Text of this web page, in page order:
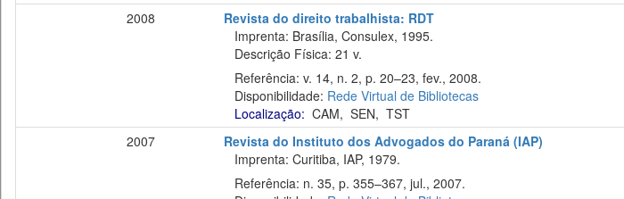
2008
Revista do direito trabalhista: RDT
Imprenta: Brasília, Consulex, 1995.
Descrição Física: 21 v.
Referência: v. 14, n. 2, p. 20–23, fev., 2008.
Disponibilidade: Rede Virtual de Bibliotecas
Localização: CAM, SEN, TST
2007
Revista do Instituto dos Advogados do Paraná (IAP)
Imprenta: Curitiba, IAP, 1979.
Referência: n. 35, p. 355–367, jul., 2007.